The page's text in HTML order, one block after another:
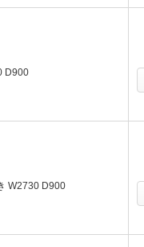
D900
W2730 D900